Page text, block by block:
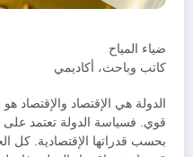
ضياء المياح
كاتب وباحث، أكاديمي
الدولة هي الإقتصاد والإقتصاد
قوي. فسياسة الدولة تعتمد على
بحسب قدراتها الإقتصادية. كل